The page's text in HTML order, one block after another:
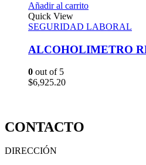
Añadir al carrito
Quick View
SEGURIDAD LABORAL
ALCOHOLIMETRO
0 out of 5
$6,925.20
CONTACTO
DIRECCIÓN